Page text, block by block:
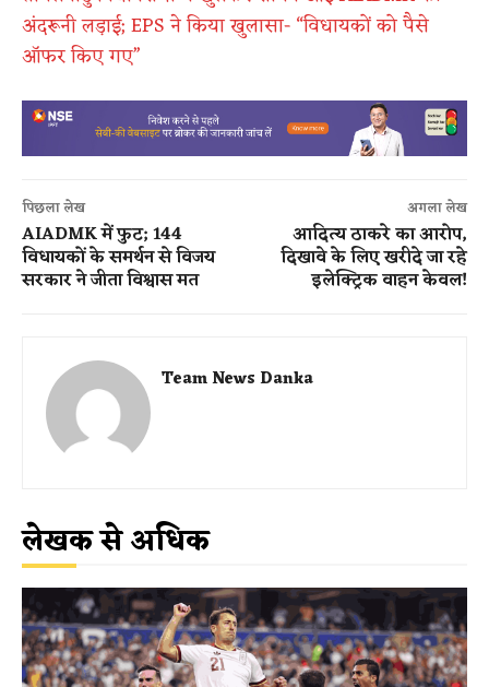
अंदरूनी लड़ाई; EPS ने किया खुलासा- “विधायकों को पैसे
ऑफर किए गए”
पिछला लेख
AIADMK में फुट; 144
विधायकों के समर्थन से विजय
सरकार ने जीता विश्वास मत
अगला लेख
आदित्य ठाकरे का आरोप,
दिखावे के लिए खरीदे जा रहे
इलेक्ट्रिक वाहन केवल!
Team News Danka
लेखक से अधिक